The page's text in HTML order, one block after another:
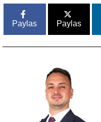
Paylas Paylas